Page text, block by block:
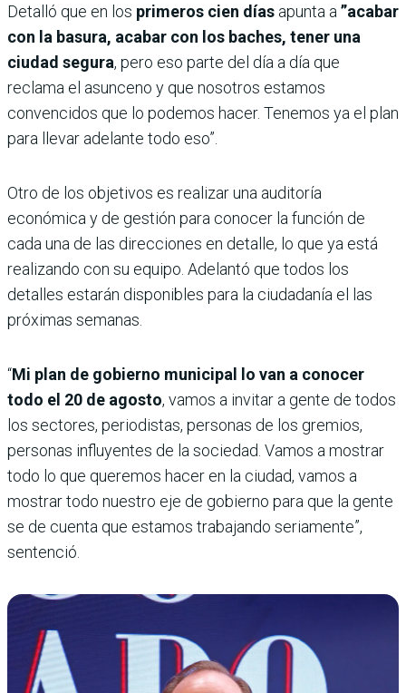
Detalló que en los primeros cien días apunta a ”acabar
con la basura, acabar con los baches, tener una
ciudad segura, pero eso parte del día a día que
reclama el asunceno y que nosotros estamos
convencidos que lo podemos hacer. Tenemos ya el plan
para llevar adelante todo eso”.
Otro de los objetivos es realizar una auditoría
económica y de gestión para conocer la función de
cada una de las direcciones en detalle, lo que ya está
realizando con su equipo. Adelantó que todos los
detalles estarán disponibles para la ciudadanía el las
próximas semanas.
“Mi plan de gobierno municipal lo van a conocer
todo el 20 de agosto, vamos a invitar a gente de todos
los sectores, periodistas, personas de los gremios,
personas influyentes de la sociedad. Vamos a mostrar
todo lo que queremos hacer en la ciudad, vamos a
mostrar todo nuestro eje de gobierno para que la gente
se de cuenta que estamos trabajando seriamente”,
sentenció.